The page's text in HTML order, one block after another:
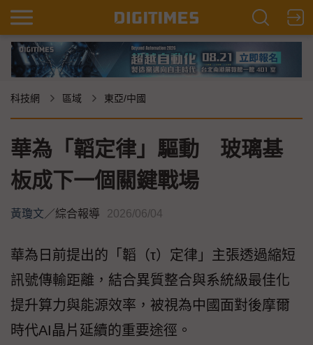
科技網 區域 東亞/中國
華為「韜定律」驅動 玻璃基
板成下一個關鍵戰場
黃瓊文／綜合報導 2026/06/04
華為日前提出的「韜（τ）定律」主張透過縮短
訊號傳輸距離，結合異質整合與系統級最佳化
提升算力與能源效率，被視為中國面對後摩爾
時代AI晶片延續的重要途徑。